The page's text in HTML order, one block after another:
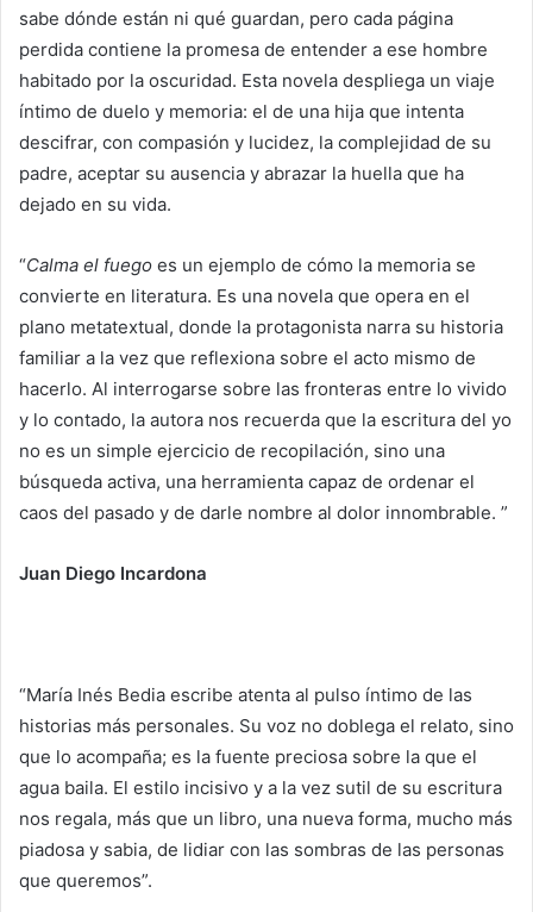
sabe dónde están ni qué guardan, pero cada página
perdida contiene la promesa de entender a ese hombre
habitado por la oscuridad. Esta novela despliega un viaje
íntimo de duelo y memoria: el de una hija que intenta
descifrar, con compasión y lucidez, la complejidad de su
padre, aceptar su ausencia y abrazar la huella que ha
dejado en su vida.
“Calma el fuego es un ejemplo de cómo la memoria se
convierte en literatura. Es una novela que opera en el
plano metatextual, donde la protagonista narra su historia
familiar a la vez que reflexiona sobre el acto mismo de
hacerlo. Al interrogarse sobre las fronteras entre lo vivido
y lo contado, la autora nos recuerda que la escritura del yo
no es un simple ejercicio de recopilación, sino una
búsqueda activa, una herramienta capaz de ordenar el
caos del pasado y de darle nombre al dolor innombrable. ”
Juan Diego Incardona
“María Inés Bedia escribe atenta al pulso íntimo de las
historias más personales. Su voz no doblega el relato, sino
que lo acompaña; es la fuente preciosa sobre la que el
agua baila. El estilo incisivo y a la vez sutil de su escritura
nos regala, más que un libro, una nueva forma, mucho más
piadosa y sabia, de lidiar con las sombras de las personas
que queremos”.